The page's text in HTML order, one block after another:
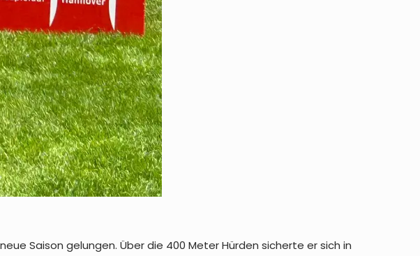
Saison gelungen. Über die 400 Meter Hürden sicherte er sich in